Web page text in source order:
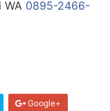
WA 0895-2466-
Google+